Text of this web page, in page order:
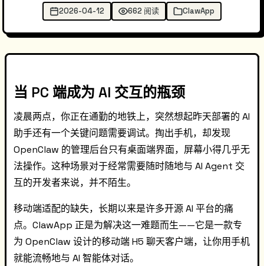
2026-04-12 662 阅读 ClawApp
当 PC 端成为 AI 交互的瓶颈
凌晨两点，你正在通勤的地铁上，突然想起昨天部署的 AI
助手还有一个关键问题需要调试。掏出手机，却发现
OpenClaw 的管理后台只有桌面端界面，屏幕小得几乎无
法操作。这种场景对于经常需要随时随地与 AI Agent 交
互的开发者来说，并不陌生。
移动端适配的缺失，长期以来是许多开源 AI 平台的痛
点。ClawApp 正是为解决这一难题而生——它是一款专
为 OpenClaw 设计的移动端 H5 聊天客户端，让你用手机
就能流畅地与 AI 智能体对话。